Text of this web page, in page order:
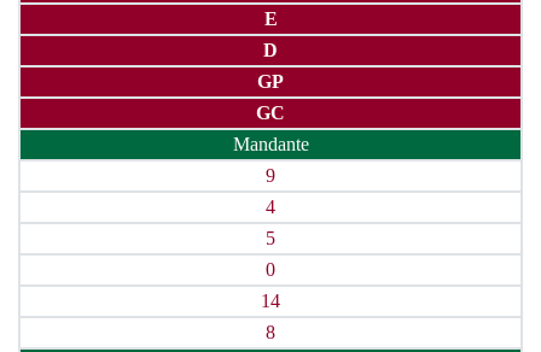
E
D
GP
GC
Mandante
9
4
5
0
14
8